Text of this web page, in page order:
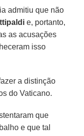
admitiu que não
e, portanto,
as acusações
isso
a distinção
do Vaticano.
que
e que tal